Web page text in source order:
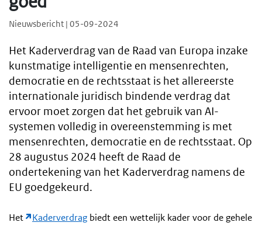
Nieuwsbericht | 05-09-2024
Het Kaderverdrag van de Raad van Europa inzake
kunstmatige intelligentie en mensenrechten,
democratie en de rechtsstaat is het allereerste
internationale juridisch bindende verdrag dat
ervoor moet zorgen dat het gebruik van AI-
systemen volledig in overeenstemming is met
mensenrechten, democratie en de rechtsstaat. Op
28 augustus 2024 heeft de Raad de
ondertekening van het Kaderverdrag namens de
EU goedgekeurd.
Het Kaderverdrag biedt een wettelijk kader voor de gehele